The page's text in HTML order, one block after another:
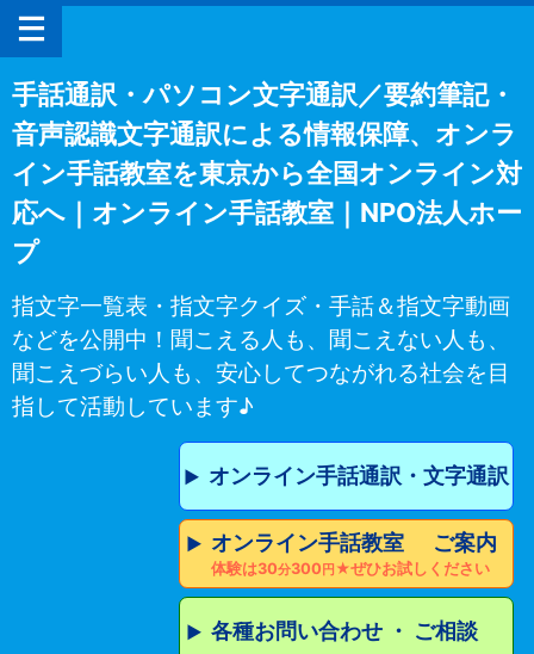
手話通訳・パソコン文字通訳／要約筆記・
音声認識文字通訳による情報保障、オンラ
イン手話教室を東京から全国オンライン対
応へ｜オンライン手話教室｜NPO法人ホー
プ
指文字一覧表・指文字クイズ・手話＆指文字動画
などを公開中！聞こえる人も、聞こえない人も、
聞こえづらい人も、安心してつながれる社会を目
指して活動しています♪
▶︎ オンライン手話通訳・文字通訳
▶︎ オンライン手話教室 ご案内
体験は30分300円★ぜひお試しください
▶︎ 各種お問い合わせ ・ ご相談